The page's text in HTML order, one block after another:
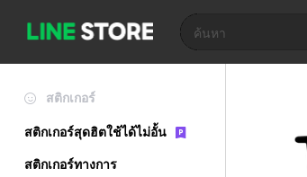
สติกเกอร์
สติกเกอร์สุดฮิตใช้ได้ไม่อั้น
สติกเกอร์ทางการ